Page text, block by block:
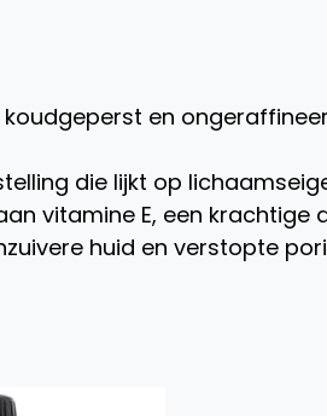
koudgeperst en
die lijkt op
vitamine E, een krachtige
huid en verstopte